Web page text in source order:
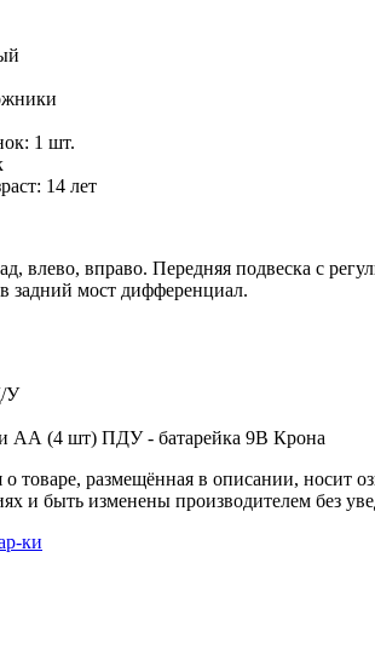
1 шт.
14 лет
влево, вправо. Передняя подвеска с
задний мост дифференциал.
У
АА (4 шт) ПДУ - батарейка 9В Крона
размещённая в описании, носит
и быть изменены производителем без
ки